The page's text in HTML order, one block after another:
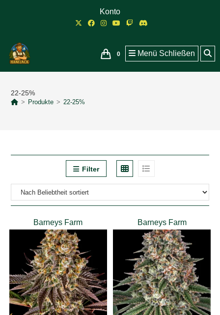
Konto
0 Menü Schließen
22-25%
> Produkte > 22-25%
Filter
Barneys Farm Barneys Farm